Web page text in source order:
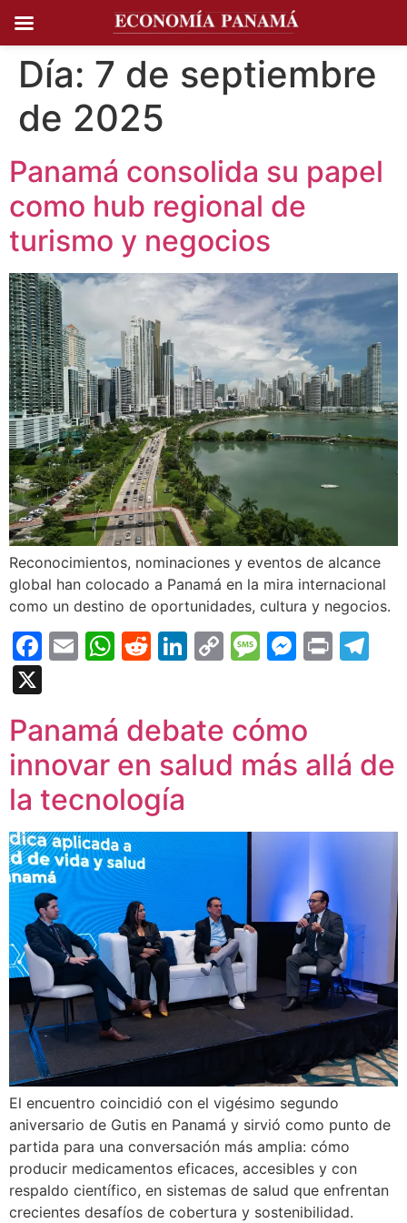
Ir al
contenido
Día: 7 de septiembre
de 2025
Panamá consolida su papel
como hub regional de
turismo y negocios
Reconocimientos, nominaciones y eventos de alcance
global han colocado a Panamá en la mira internacional
como un destino de oportunidades, cultura y negocios.
Facebook
EmailWhatsApp
Reddit
LinkedIn
CopyMessage
Print
Panamá debate cómo
innovar en salud más allá de
la tecnología
El encuentro coincidió con el vigésimo segundo
aniversario de Gutis en Panamá y sirvió como punto de
partida para una conversación más amplia: cómo
producir medicamentos eficaces, accesibles y con
respaldo científico, en sistemas de salud que enfrentan
crecientes desafíos de cobertura y sostenibilidad.